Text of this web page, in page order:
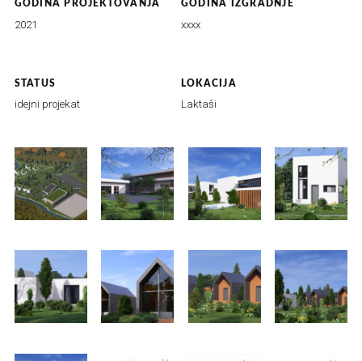
GODINA PROJEKTOVANJA
2021
GODINA IZGRADNJE
xxxx
STATUS
idejni projekat
LOKACIJA
Laktaši